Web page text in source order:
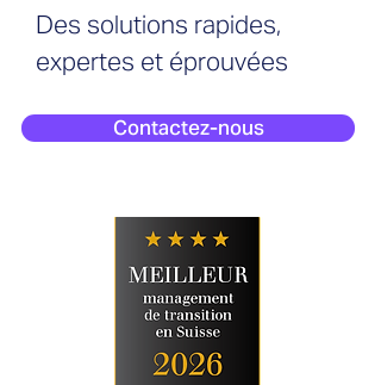
Des solutions rapides,
expertes et éprouvées
Contactez-nous